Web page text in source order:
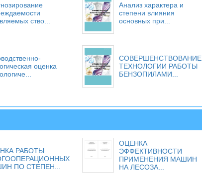
ство...
Анализ характера и
степени влияния
основных при...
оценка
СОВЕРШЕНСТВОВАНИЕ
ТЕХНОЛОГИИ РАБОТЫ
БЕНЗОПИЛАМИ...
РАБОТЫ
ПО СТЕПЕН...
ОЦЕНКА
ЭФФЕКТИВНОСТИ
ПРИМЕНЕНИЯ МАШИН
НА ЛЕСОЗА...